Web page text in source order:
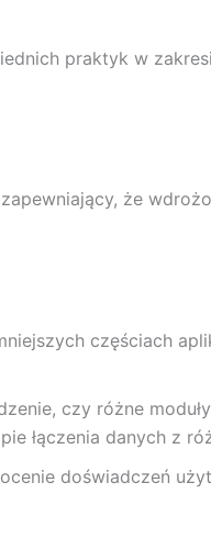
praktyk w
że
częściach
czy różne
łączenia danych z
doświadczeń